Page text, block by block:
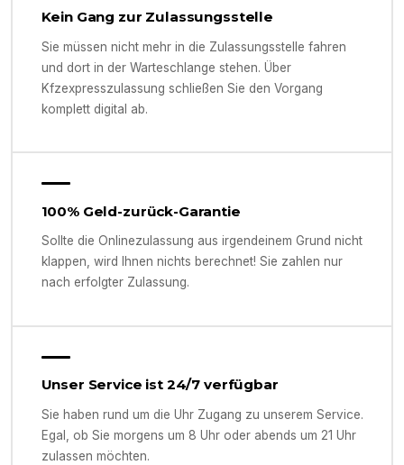
Kein Gang zur Zulassungsstelle
Sie müssen nicht mehr in die Zulassungsstelle fahren
und dort in der Warteschlange stehen. Über
Kfzexpresszulassung schließen Sie den Vorgang
komplett digital ab.
100% Geld-zurück-Garantie
Sollte die Onlinezulassung aus irgendeinem Grund nicht
klappen, wird Ihnen nichts berechnet! Sie zahlen nur
nach erfolgter Zulassung.
Unser Service ist 24/7 verfügbar
Sie haben rund um die Uhr Zugang zu unserem Service.
Egal, ob Sie morgens um 8 Uhr oder abends um 21 Uhr
zulassen möchten.